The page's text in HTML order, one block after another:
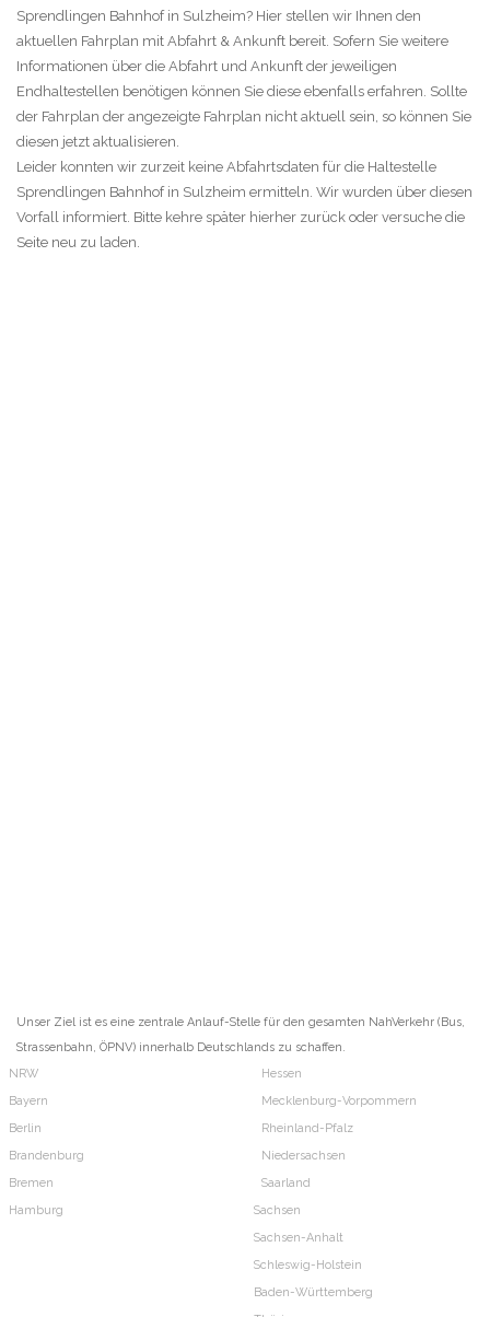
Sprendlingen Bahnhof in Sulzheim? Hier stellen wir Ihnen den
aktuellen Fahrplan mit Abfahrt & Ankunft bereit. Sofern Sie weitere
Informationen über die Abfahrt und Ankunft der jeweiligen
Endhaltestellen benötigen können Sie diese ebenfalls erfahren. Sollte
der Fahrplan der angezeigte Fahrplan nicht aktuell sein, so können Sie
diesen jetzt aktualisieren.
Leider konnten wir zurzeit keine Abfahrtsdaten für die Haltestelle
Sprendlingen Bahnhof in Sulzheim ermitteln. Wir wurden über diesen
Vorfall informiert. Bitte kehre später hierher zurück oder versuche die
Seite neu zu laden.
Unser Ziel ist es eine zentrale Anlauf-Stelle für den gesamten NahVerkehr (Bus,
Strassenbahn, ÖPNV) innerhalb Deutschlands zu schaffen.
NRW
Bayern
Berlin
Brandenburg
Bremen
Hamburg
Hessen
Mecklenburg-Vorpommern
Rheinland-Pfalz
Niedersachsen
Saarland
Sachsen
Sachsen-Anhalt
Schleswig-Holstein
Baden-Württemberg